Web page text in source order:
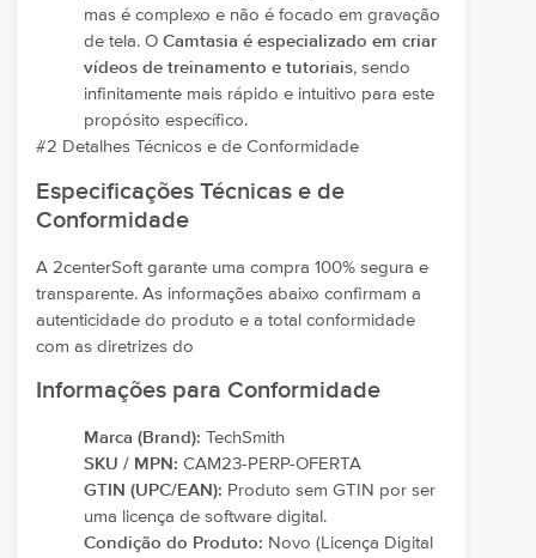
mas é complexo e não é focado em gravação
de tela. O Camtasia é especializado em criar
vídeos de treinamento e tutoriais, sendo
infinitamente mais rápido e intuitivo para este
propósito específico.
#2 Detalhes Técnicos e de Conformidade
Especificações Técnicas e de
Conformidade
A 2centerSoft garante uma compra 100% segura e
transparente. As informações abaixo confirmam a
autenticidade do produto e a total conformidade
com as diretrizes do
Informações para Conformidade
Marca (Brand): TechSmith
SKU / MPN: CAM23-PERP-OFERTA
GTIN (UPC/EAN): Produto sem GTIN por ser
uma licença de software digital.
Condição do Produto: Novo (Licença Digital